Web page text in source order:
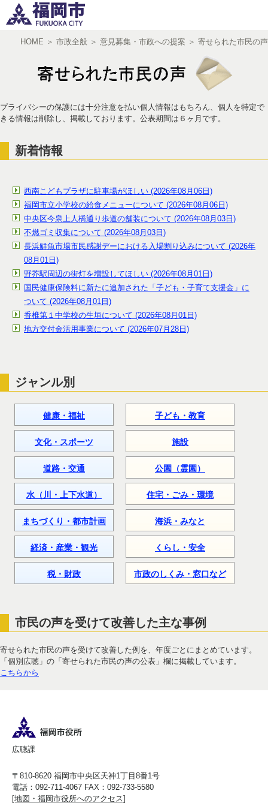
文字サイズ
HOME ＞ 市政全般 ＞ 意見募集・市政への提案 ＞ 寄せられた市民の声
プライバシーの保護には十分注意を払い個人情報はもちろん、個人を特定で
きる情報は削除し、掲載しております。公表期間は６ヶ月です。
新着情報
西南こどもプラザに駐車場がほしい (2026年08月06日)
福岡市立小学校の給食メニューについて (2026年08月06日)
中央区今泉上人橋通り歩道の舗装について (2026年08月03日)
不燃ゴミ収集について (2026年08月03日)
長浜鮮魚市場市民感謝デーにおける入場割り込みについて (2026年
08月01日)
野芥駅周辺の街灯を増設してほしい (2026年08月01日)
国民健康保険料に新たに追加された「子ども・子育て支援金」に
ついて (2026年08月01日)
香椎第１中学校の生垣について (2026年08月01日)
地方交付金活用事業について (2026年07月28日)
ジャンル別
健康・福祉 子ども・教育
文化・スポーツ 施設
道路・交通 公園（霊園）
水（川・上下水道） 住宅・ごみ・環境
まちづくり・都市計画 海浜・みなと
経済・産業・観光 くらし・安全
税・財政 市政のしくみ・窓口など
市民の声を受けて改善した主な事例
寄せられた市民の声を受けて改善した例を、年度ごとにまとめています。
「個別広聴」の「寄せられた市民の声の公表」欄に掲載しています。
こちらから
広聴課
〒810-8620 福岡市中央区天神1丁目8番1号
電話：092-711-4067 FAX：092-733-5580
[地図・福岡市役所へのアクセス]